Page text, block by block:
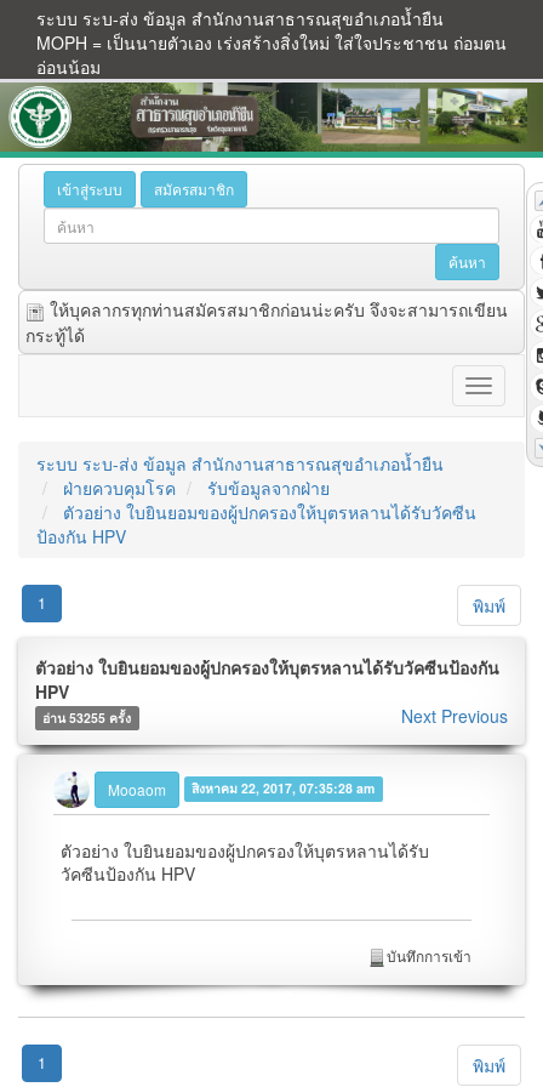
ระบบ ระบ-ส่ง ข้อมูล สำนักงานสาธารณสุขอำเภอน้ำยืน
MOPH = เป็นนายตัวเอง เร่งสร้างสิ่งใหม่ ใส่ใจประชาชน ถ่อมตน
อ่อนน้อม
เข้าสู่ระบบ สมัครสมาชิก
ให้บุคลากรทุกท่านสมัครสมาชิกก่อนน่ะครับ จึงจะสามารถเขียน
กระทู้ได้
ระบบ ระบ-ส่ง ข้อมูล สำนักงานสาธารณสุขอำเภอน้ำยืน
ฝ่ายควบคุมโรค
รับข้อมูลจากฝ่าย
ตัวอย่าง ใบยินยอมของผู้ปกครองให้บุตรหลานได้รับวัคซีน
ป้องกัน HPV
พิมพ์
1
ตัวอย่าง ใบยินยอมของผู้ปกครองให้บุตรหลานได้รับวัคซีนป้องกัน
HPV
อ่าน 53255 ครั้ง Next Previous
Mooaom สิงหาคม 22, 2017, 07:35:28 am
ตัวอย่าง ใบยินยอมของผู้ปกครองให้บุตรหลานได้รับ
วัคซีนป้องกัน HPV
บันทึกการเข้า
พิมพ์
1